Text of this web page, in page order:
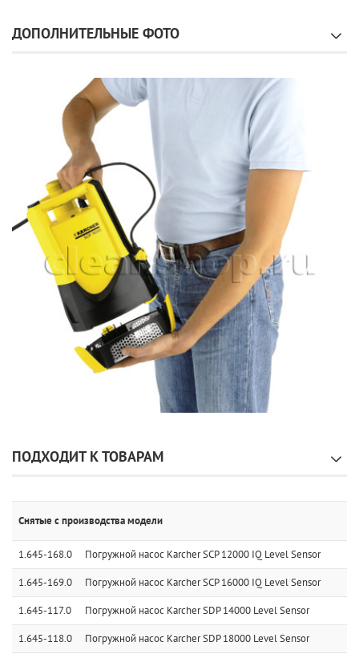
ДОПОЛНИТЕЛЬНЫЕ ФОТО
ПОДХОДИТ К ТОВАРАМ
Снятые с производства модели
1.645-168.0 Погружной насос Karcher SCP 12000 IQ Level Sensor
1.645-169.0 Погружной насос Karcher SCP 16000 IQ Level Sensor
1.645-117.0 Погружной насос Karcher SDP 14000 Level Sensor
1.645-118.0 Погружной насос Karcher SDP 18000 Level Sensor